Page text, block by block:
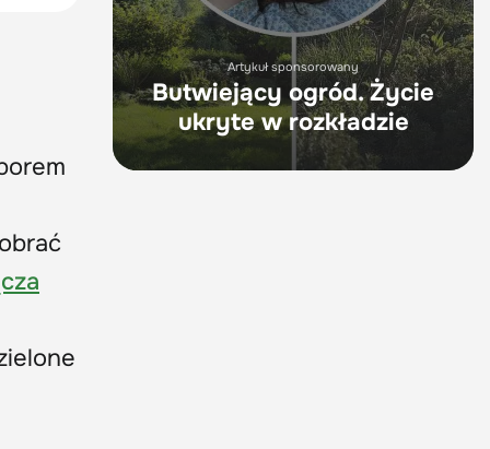
Artykuł sponsorowany
Butwiejący ogród. Życie
ukryte w rozkładzie